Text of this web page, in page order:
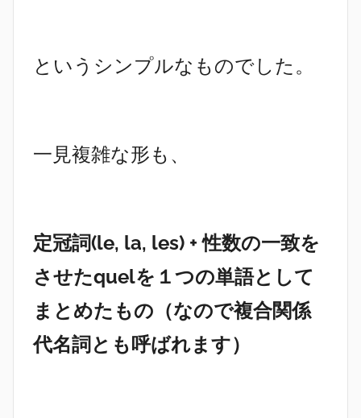
というシンプルなものでした。
一見複雑な形も、
定冠詞(le, la, les) + 性数の一致を
させたquelを１つの単語として
まとめたもの（なので複合関係
代名詞とも呼ばれます）